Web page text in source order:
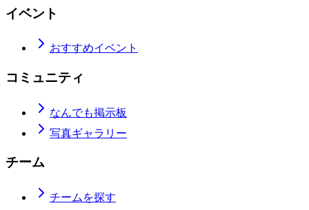
イベント
おすすめイベント
コミュニティ
なんでも掲示板
写真ギャラリー
チーム
チームを探す